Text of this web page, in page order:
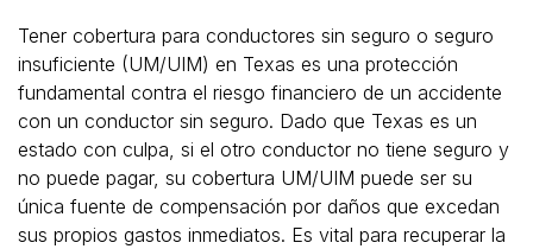
Tener cobertura para conductores sin seguro o seguro
insuficiente (UM/UIM) en Texas es una protección
fundamental contra el riesgo financiero de un accidente
con un conductor sin seguro. Dado que Texas es un
estado con culpa, si el otro conductor no tiene seguro y
no puede pagar, su cobertura UM/UIM puede ser su
única fuente de compensación por daños que excedan
sus propios gastos inmediatos. Es vital para recuperar la